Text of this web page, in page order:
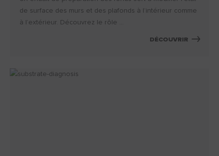
de surface des murs et des plafonds à l’intérieur comme
à l’extérieur. Découvrez le rôle ...
DÉCOUVRIR